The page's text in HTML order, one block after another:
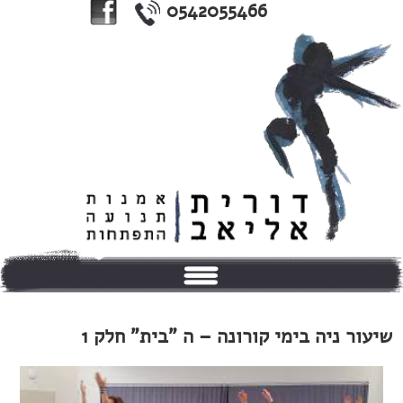
0542055466
טיפולים
שיעור ניה בימי קורונה – ה "בית" חלק 1